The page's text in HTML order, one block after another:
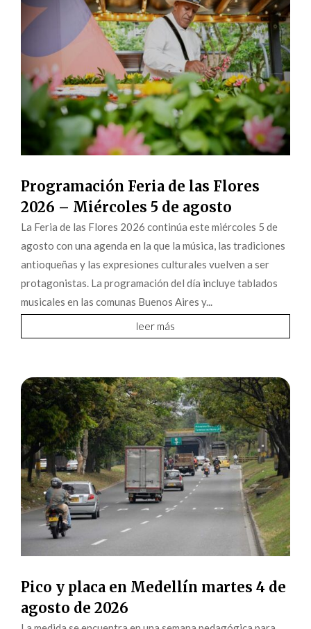
Programación Feria de las Flores
2026 – Miércoles 5 de agosto
La Feria de las Flores 2026 continúa este miércoles 5 de
agosto con una agenda en la que la música, las tradiciones
antioqueñas y las expresiones culturales vuelven a ser
protagonistas. La programación del día incluye tablados
musicales en las comunas Buenos Aires y...
leer más
Pico y placa en Medellín martes 4 de
agosto de 2026